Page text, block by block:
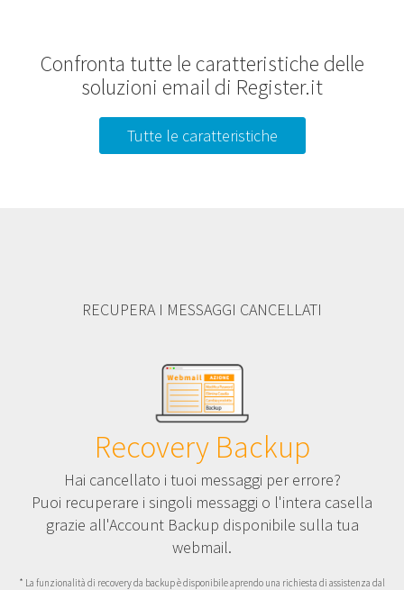
Confronta tutte le caratteristiche delle
soluzioni email di Register.it
Tutte le caratteristiche
RECUPERA I MESSAGGI CANCELLATI
Recovery Backup
Hai cancellato i tuoi messaggi per errore?
Puoi recuperare i singoli messaggi o l'intera casella
grazie all'Account Backup disponibile sulla tua
webmail.
* La funzionalità di recovery da backup è disponibile aprendo una richiesta di assistenza dal